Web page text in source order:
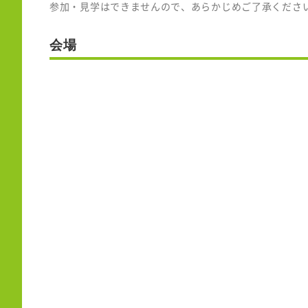
参加・見学はできませんので、あらかじめご了承くださ
会場